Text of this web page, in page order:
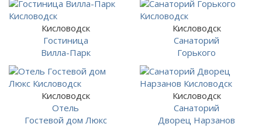
Кисловодск
Гостиница
Вилла-Парк
Кисловодск
Санаторий
Горького
Кисловодск
Отель
Гостевой дом Люкс
Кисловодск
Санаторий
Дворец Нарзанов